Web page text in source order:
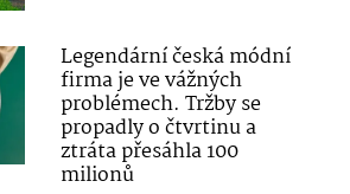
Legendární česká módní
firma je ve vážných
problémech. Tržby se
propadly o čtvrtinu a
ztráta přesáhla 100
milionů